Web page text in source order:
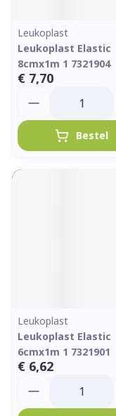
Leukoplast
Leukoplast Elastic
8cmx1m 1 7321904
€ 7,70
Bestel
Leukoplast
Leukoplast Elastic
6cmx1m 1 7321901
€ 6,62